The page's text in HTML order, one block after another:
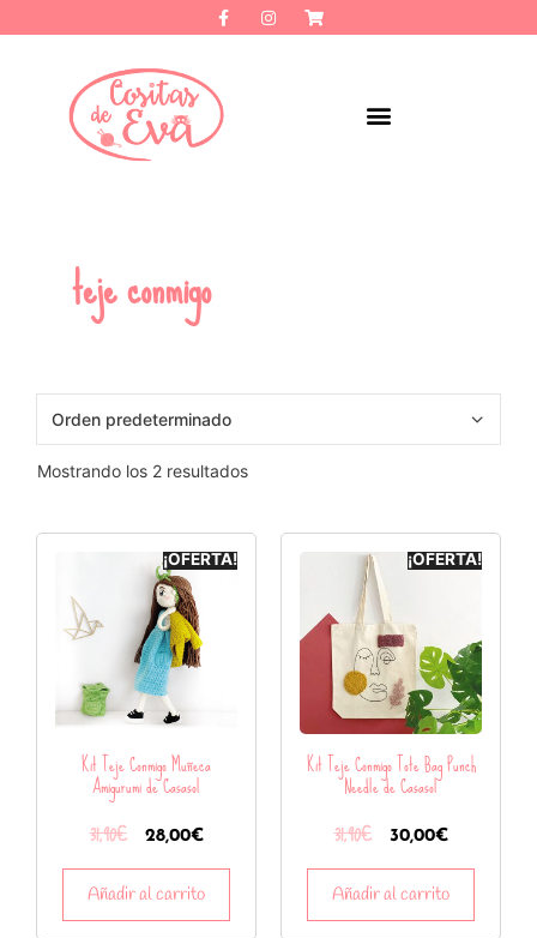
teje conmigo
Mostrando los 2 resultados
¡OFERTA!
Kit Teje Conmigo Muñeca
Amigurumi de Casasol
31,90€ 28,00€
Añadir al carrito
¡OFERTA!
Kit Teje Conmigo Tote Bag Punch
Needle de Casasol
31,90€ 30,00€
Añadir al carrito